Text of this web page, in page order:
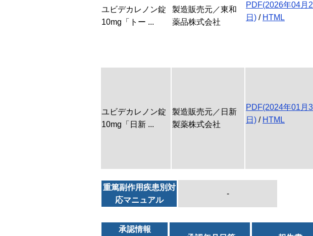
ユビデカレノン錠
10mg「トー ...
製造販売元／東和
薬品株式会社
PDF(2026年04月
日) / HTML
ユビデカレノン錠
10mg「日新 ...
製造販売元／日新
製薬株式会社
PDF(2024年01月
日) / HTML
重篤副作用疾患別対
応マニュアル
-
承認情報